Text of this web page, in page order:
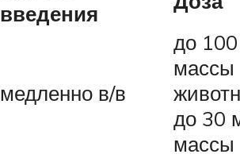
введения
медленно в/в
до
массы
до 30
массы